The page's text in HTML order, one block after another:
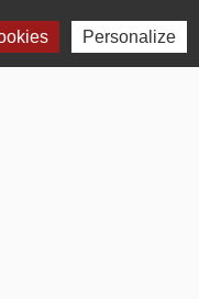
Voir tout
Personalize